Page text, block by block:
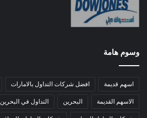
وسوم هامة
اسهم قديمة افضل شركات التداول بالامارات
الاسهم القديمة البحرين التداول في البحرين